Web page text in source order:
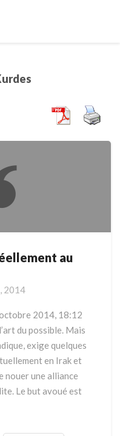
au
2014
2014, 18:12
du possible. Mais
exige quelques
en Irak et
nouer une alliance
Le but avoué est